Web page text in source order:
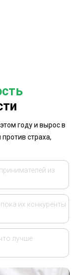
году и вырос в
страха,
из
их конкуренты
лучше